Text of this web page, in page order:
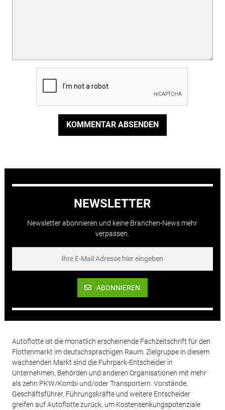
KOMMENTAR ABSENDEN
NEWSLETTER
Newsletter abonnieren und keine Branchen-News mehr
verpassen.
ABONNIEREN
Autoflotte ist die monatlich erscheinende Fachzeitschrift für den
Flottenmarkt im deutschsprachigen Raum. Zielgruppe in diesem
wachsenden Markt sind die Fuhrpark-Entscheider in
Unternehmen, Behörden und anderen Organisationen mit mehr
als zehn PKW/Kombi und/oder Transportern. Vorstände,
Geschäftsführer, Führungskräfte und weitere Entscheider
greifen auf Autoflotte zurück, um Kostensenkungspotenziale